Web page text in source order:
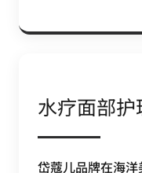
水疗面部护
岱蔻儿品牌在海